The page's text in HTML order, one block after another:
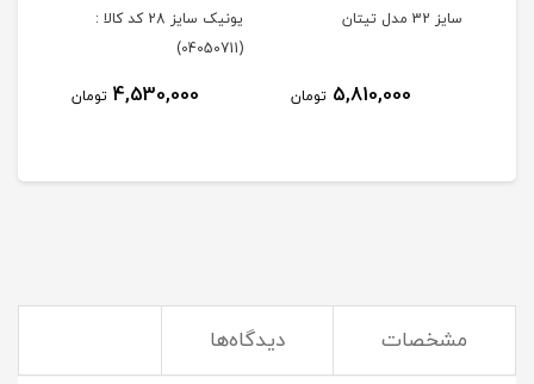
سایز 32 مدل تیتان
5,810,000 تومان
یونیک سایز 28 کد کالا :
(04050711)
4,530,000 تومان
مشخصات دیدگاه‌ها